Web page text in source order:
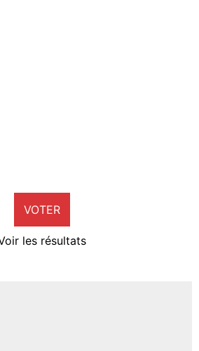
VOTER
les résultats